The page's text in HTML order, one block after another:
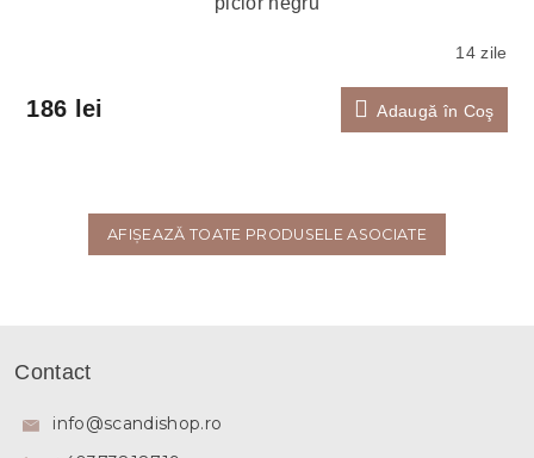
14 zile
186 lei Adaugă în Coş
AFIŞEAZĂ TOATE PRODUSELE ASOCIATE
Contact
info@scandishop.ro